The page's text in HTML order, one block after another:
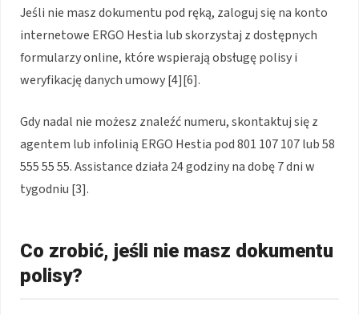
Jeśli nie masz dokumentu pod ręką, zaloguj się na konto
internetowe ERGO Hestia lub skorzystaj z dostępnych
formularzy online, które wspierają obsługę polisy i
weryfikację danych umowy [4][6].
Gdy nadal nie możesz znaleźć numeru, skontaktuj się z
agentem lub infolinią ERGO Hestia pod 801 107 107 lub 58
555 55 55. Assistance działa 24 godziny na dobę 7 dni w
tygodniu [3].
Co zrobić, jeśli nie masz dokumentu
polisy?